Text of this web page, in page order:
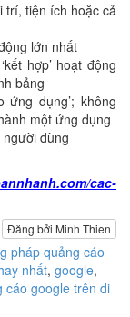
trí, tiện ích hoặc cả
lớn nhất
hợp’ hoạt động
bảng
ứng dụng’; không
một ứng dụng
dùng
cac-
Đăng bởi Minh Thien
pháp quảng cáo
nhất, google,
cáo google trên di